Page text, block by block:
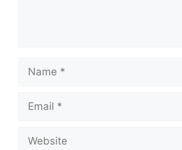
Name
Email
Website